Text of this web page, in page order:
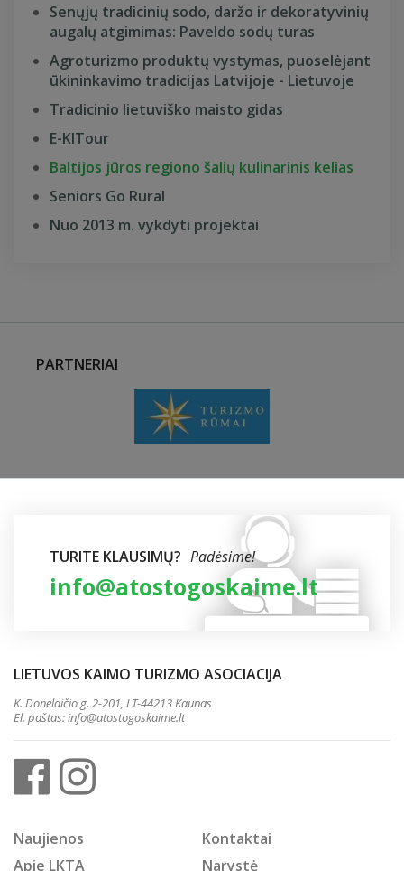
Senųjų tradicinių sodo, daržo ir dekoratyvinių
augalų atgimimas: Paveldo sodų turas
Agroturizmo produktų vystymas, puoselėjant
ūkininkavimo tradicijas Latvijoje - Lietuvoje
Tradicinio lietuviško maisto gidas
E-KITour
Baltijos jūros regiono šalių kulinarinis kelias
Seniors Go Rural
Nuo 2013 m. vykdyti projektai
PARTNERIAI
TURITE KLAUSIMŲ? Padėsime!
info@atostogoskaime.lt
LIETUVOS KAIMO TURIZMO ASOCIACIJA
K. Donelaičio g. 2-201, LT-44213 Kaunas
El. paštas:info@atostogoskaime.lt
Naujienos
Kontaktai
Apie LKTA
Narystė